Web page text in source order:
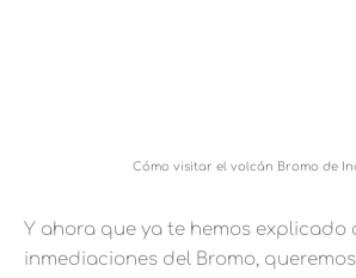
Cómo visitar el volcán Bromo de
Y ahora que ya te hemos explicado
inmediaciones del Bromo,